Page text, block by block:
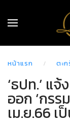
หน้าแรก ตะก
‘ธปท.’ แ
ออก ‘กรร
เม.ย.66 เ